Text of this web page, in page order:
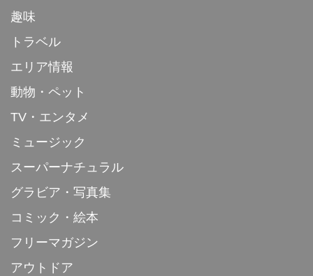
趣味
トラベル
エリア情報
動物・ペット
TV・エンタメ
ミュージック
スーパーナチュラル
グラビア・写真集
コミック・絵本
フリーマガジン
アウトドア